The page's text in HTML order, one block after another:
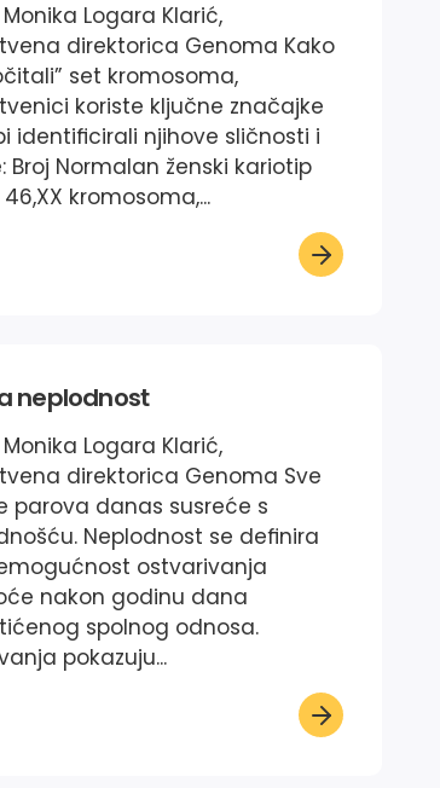
Logara Klarić,
direktorica Genoma Kako
set kromosoma,
koriste ključne značajke
identificirali njihove sličnosti i
Broj Normalan ženski kariotip
kromosoma,...
neplodnost
Logara Klarić,
direktorica Genoma Sve
parova danas susreće s
Neplodnost se definira
ostvarivanja
nakon godinu dana
spolnog odnosa.
pokazuju...